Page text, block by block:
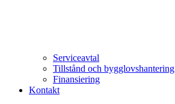
Serviceavtal
Tillstånd och bygglovshantering
Finansiering
Kontakt